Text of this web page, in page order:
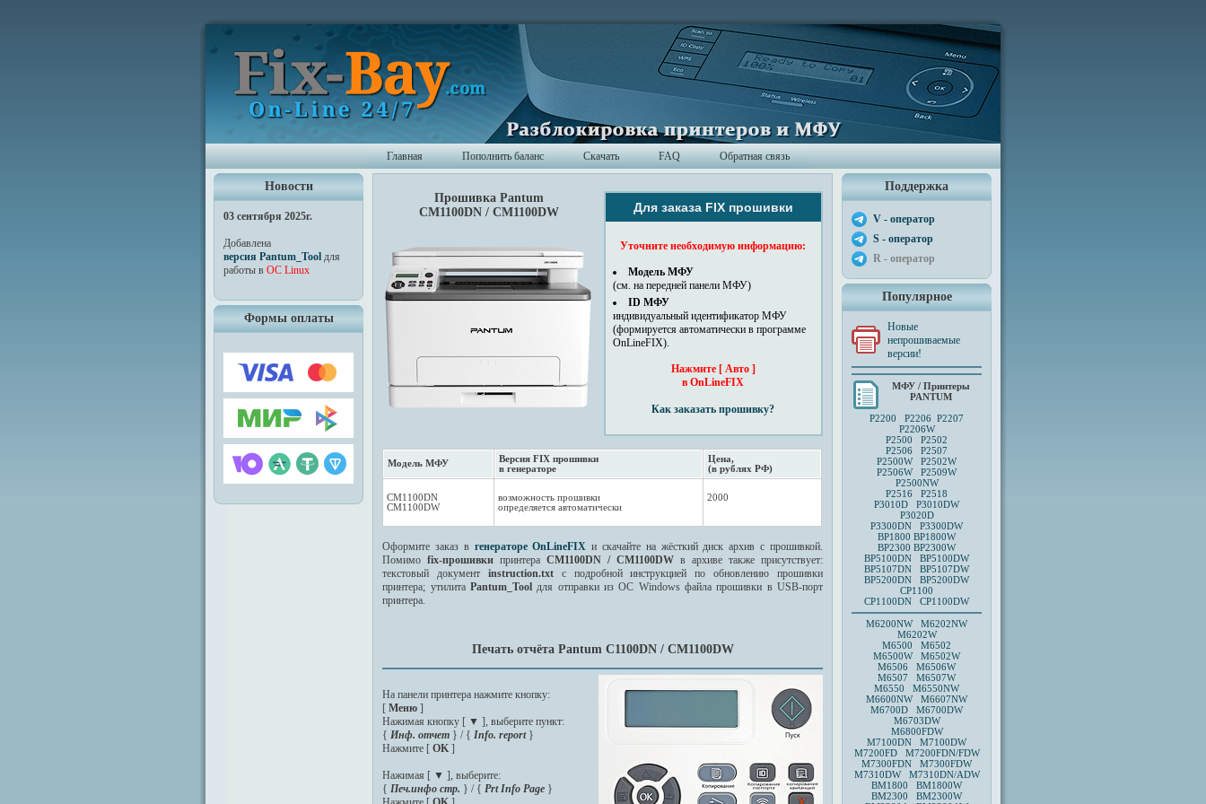
Главная Пополнить баланс Скачать FAQ Обратная связь
Новости
03 сентября 2025г.
Добавлена
версия Pantum_Tool для
работы в ОС Linux
Формы оплаты
Для заказа FIX прошивки
Уточните необходимую информацию:
Модель МФУ
(см. на передней панели МФУ)
ID МФУ
индивидуальный идентификатор МФУ
(формируется автоматически в программе
OnLineFIX).
Нажмите [ Авто ]
в OnLineFIX
Как заказать прошивку?
Прошивка Pantum
CM1100DN / CM1100DW
Модель МФУ
Версия FIX прошивки
в генераторе
Цена,
(в рублях РФ)
СM1100DN
СM1100DW
возможность прошивки
определяется автоматически
2000
Оформите заказ в генераторе OnLineFIX и скачайте на жёсткий диск архив с прошивкой.
Помимоfix-прошивки принтераCM1100DN / CM1100DW в архиве также присутствует:
текстовый документ instruction.txtс подробной инструкцией по обновлению прошивки
принтера; утилита Pantum_Toolдля отправки из ОС Windows файла прошивки в USB-порт
принтера.
Печать отчёта Pantum C1100DN / CM1100DW
На панели принтера нажмите кнопку:
[Меню ]
Нажимая кнопку [ ▼], выберите пункт:
{Инф. отчет } / {Info. report}
Нажмите [ OK]
Нажимая [ ▼], выберите:
{Печ.инфо стр. } / {Prt Info Page }
Поддержка
V - оператор
S - оператор
R - оператор
Популярное
Новые
непрошиваемые
версии!
МФУ / Принтеры
PANTUM
P2200 P2206 P2207
P2206W
P2500 P2502
P2506 P2507
P2500W P2502W
P2506W P2509W
P2500NW
P2516 P2518
P3010D
P3010DW
P3020D
P3300DN P3300DW
BP1800 BP1800W
BP2300 BP2300W
BP5100DN BP5100DW
BP5107DN BP5107DW
BP5200DN BP5200DW
CP1100
CP1100DN CP1100DW
M6200NW M6202NW
M6202W
M6500 M6502
M6500W M6502W
M6506 M6506W
M6507 M6507W
M6550 M6550NW
M6600NW M6607NW
M6700D M6700DW
M6703DW
M6800FDW
M7100DN M7100DW
M7200FD M7200FDN/FDW
M7300FDN M7300FDW
M7310DW M7310DN/ADW
BM1800 BM1800W
BM2300 BM2300W